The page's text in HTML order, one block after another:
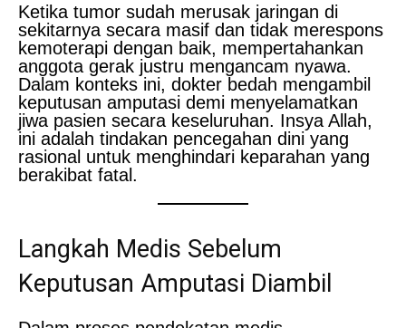
Ketika tumor sudah merusak jaringan di
sekitarnya secara masif dan tidak merespons
kemoterapi dengan baik, mempertahankan
anggota gerak justru mengancam nyawa.
Dalam konteks ini, dokter bedah mengambil
keputusan amputasi demi menyelamatkan
jiwa pasien secara keseluruhan. Insya Allah,
ini adalah tindakan pencegahan dini yang
rasional untuk menghindari keparahan yang
berakibat fatal.
Langkah Medis Sebelum
Keputusan Amputasi Diambil